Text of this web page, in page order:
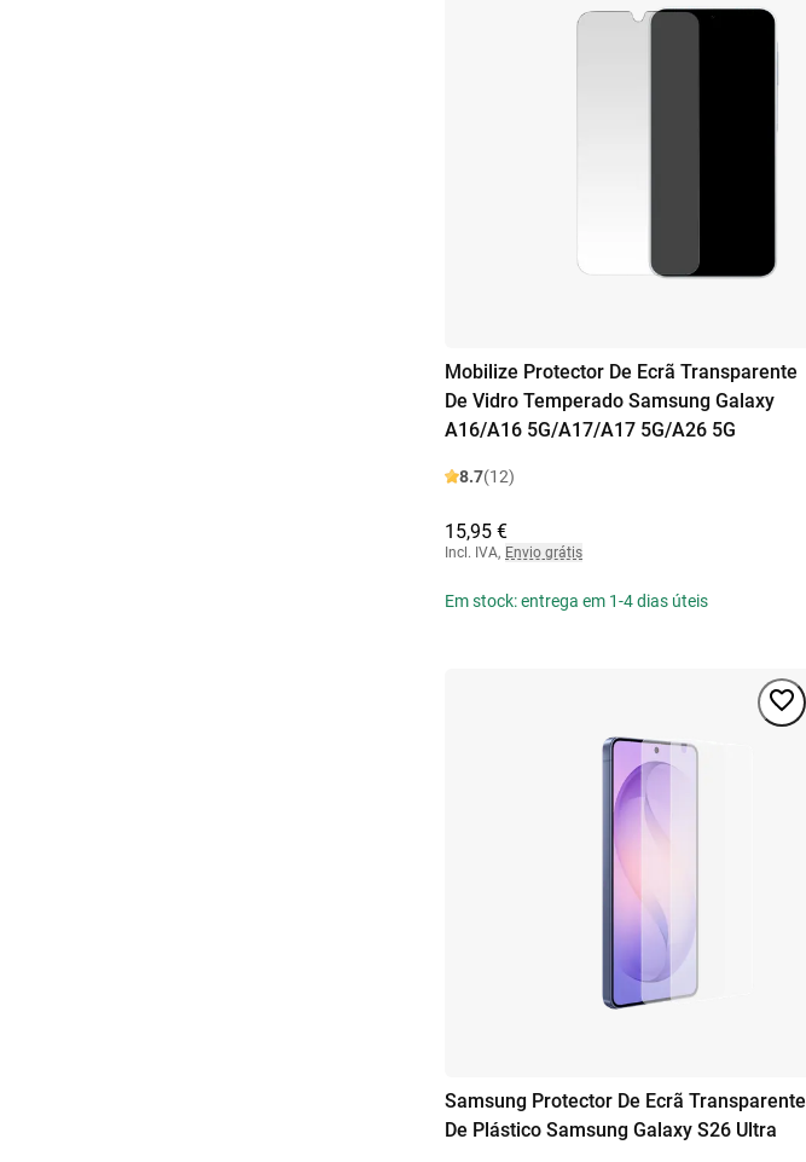
Mobilize Protector De Ecrã Transparente
De Vidro Temperado Samsung Galaxy
A16/A16 5G/A17/A17 5G/A26 5G
8.7(12)
15,95 €
Incl. IVA, Envio grátis
Em stock: entrega em 1-4 dias úteis
Samsung Protector De Ecrã Transparente
De Plástico Samsung Galaxy S26 Ultra